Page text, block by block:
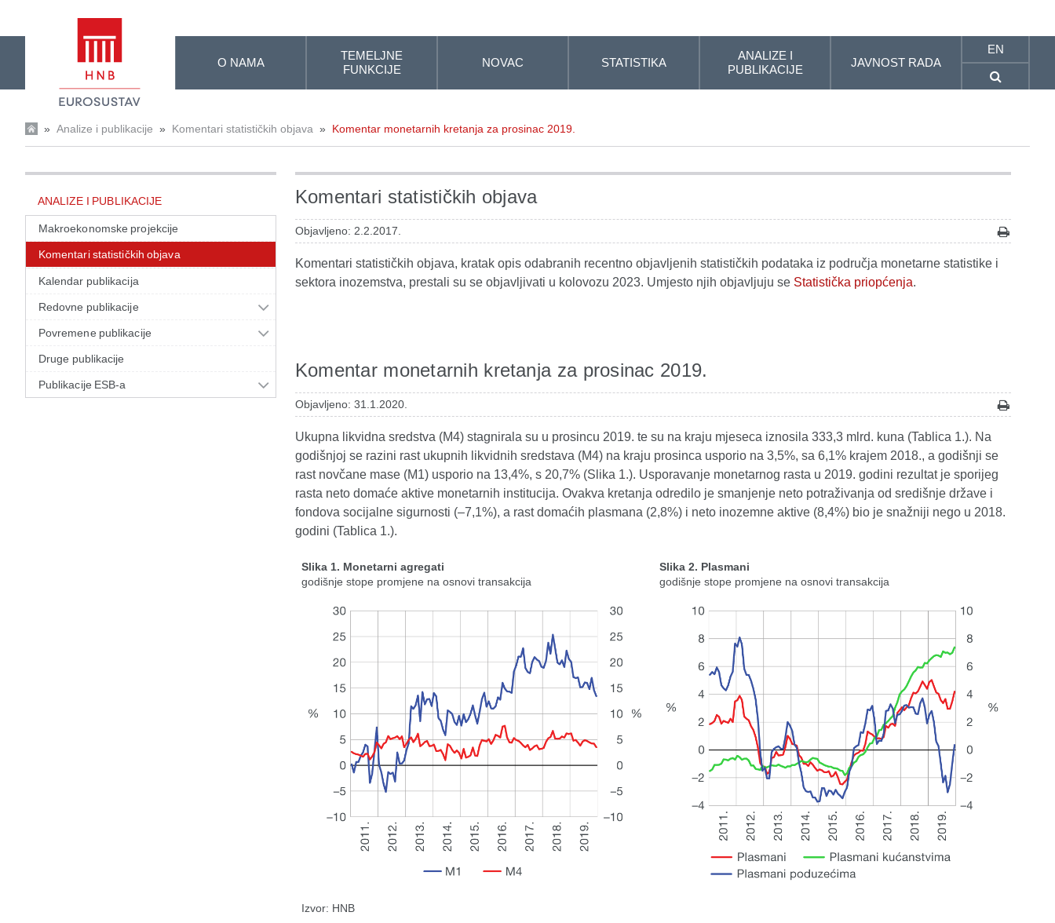
O NAMA
TEMELJNE
FUNKCIJE
NOVAC STATISTIKA
ANALIZE I
PUBLIKACIJE
JAVNOST RADA
EN
» Analize i publikacije » Komentari statističkih objava » Komentar monetarnih kretanja za prosinac 2019.
ANALIZE I PUBLIKACIJE
Makroekonomske projekcije
Komentari statističkih objava
Kalendar publikacija
Redovne publikacije
Povremene publikacije
Druge publikacije
Publikacije ESB-a
Komentari statističkih objava
Objavljeno: 2.2.2017.
Komentari statističkih objava, kratak opis odabranih recentno objavljenih statističkih podataka iz područja monetarne statistike i
sektora inozemstva, prestali su se objavljivati u kolovozu 2023. Umjesto njih objavljuju se Statistička priopćenja.
Komentar monetarnih kretanja za prosinac 2019.
Objavljeno: 31.1.2020.
Ukupna likvidna sredstva (M4) stagnirala su u prosincu 2019. te su na kraju mjeseca iznosila 333,3 mlrd. kuna (Tablica 1.). Na
godišnjoj se razini rast ukupnih likvidnih sredstava (M4) na kraju prosinca usporio na 3,5%, sa 6,1% krajem 2018., a godišnji se
rast novčane mase (M1) usporio na 13,4%, s 20,7% (Slika 1.). Usporavanje monetarnog rasta u 2019. godini rezultat je sporijeg
rasta neto domaće aktive monetarnih institucija. Ovakva kretanja odredilo je smanjenje neto potraživanja od središnje države i
fondova socijalne sigurnosti (–7,1%), a rast domaćih plasmana (2,8%) i neto inozemne aktive (8,4%) bio je snažniji nego u 2018.
godini (Tablica 1.).
Slika 1. Monetarni agregati
godišnje stope promjene na osnovi transakcija
Slika 2. Plasmani
godišnje stope promjene na osnovi transakcija
Izvor: HNB